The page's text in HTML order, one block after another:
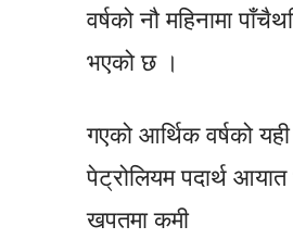
वर्षको नौ महिनामा
भएको छ ।
गएको आर्थिक वर्षको
पेट्रोलियम पदार्थ आयात
खपतमा कमी